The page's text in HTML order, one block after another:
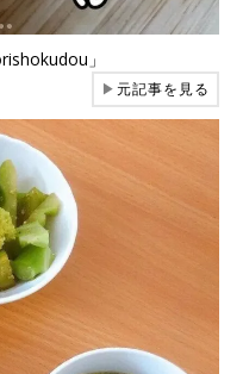
」
▶元記事を見る